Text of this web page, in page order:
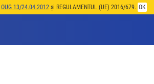
OUG 13/24.04.2012 și REGULAMENTUL (UE) 2016/679. OK